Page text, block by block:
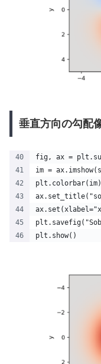
垂直方向の勾配
fig, ax =
im =
plt.colorbar(im)
plt.show()